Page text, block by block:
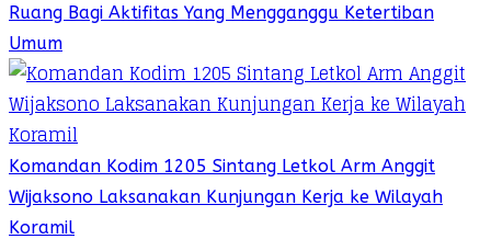
Ruang Bagi Aktifitas Yang Mengganggu Ketertiban
Umum
Komandan Kodim 1205 Sintang Letkol Arm Anggit
Wijaksono Laksanakan Kunjungan Kerja ke Wilayah
Koramil